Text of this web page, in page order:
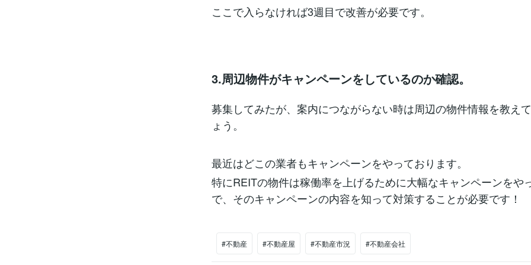
ここで入らなければ3週目で改善が必要です。
3.周辺物件がキャンペーンをしているのか確認。
募集してみたが、案内につながらない時は周辺の物件情報を教え
ょう。
最近はどこの業者もキャンペーンをやっております。
特にREITの物件は稼働率を上げるために大幅なキャンペーンをや
で、そのキャンペーンの内容を知って対策することが必要です！
#不動産 #不動産屋 #不動産市況 #不動産会社